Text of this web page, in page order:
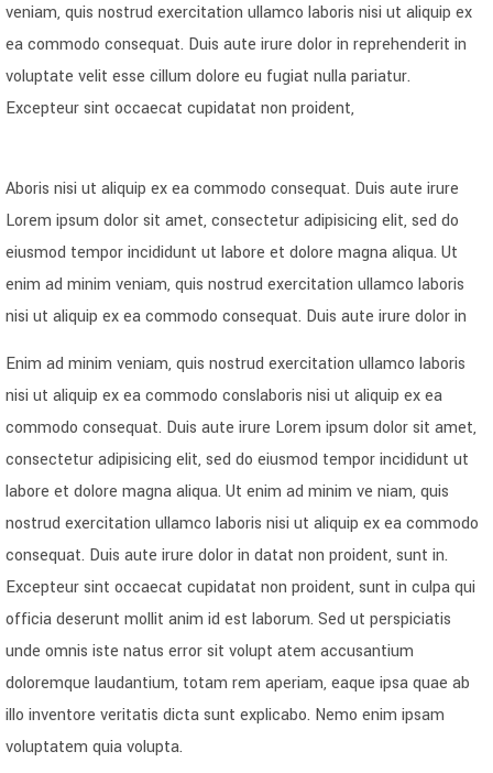
veniam, quis nostrud exercitation ullamco laboris nisi ut aliquip ex
ea commodo consequat. Duis aute irure dolor in reprehenderit in
voluptate velit esse cillum dolore eu fugiat nulla pariatur.
Excepteur sint occaecat cupidatat non proident,
Aboris nisi ut aliquip ex ea commodo consequat. Duis aute irure
Lorem ipsum dolor sit amet, consectetur adipisicing elit, sed do
eiusmod tempor incididunt ut labore et dolore magna aliqua. Ut
enim ad minim veniam, quis nostrud exercitation ullamco laboris
nisi ut aliquip ex ea commodo consequat. Duis aute irure dolor in
Enim ad minim veniam, quis nostrud exercitation ullamco laboris
nisi ut aliquip ex ea commodo conslaboris nisi ut aliquip ex ea
commodo consequat. Duis aute irure Lorem ipsum dolor sit amet,
consectetur adipisicing elit, sed do eiusmod tempor incididunt ut
labore et dolore magna aliqua. Ut enim ad minim ve niam, quis
nostrud exercitation ullamco laboris nisi ut aliquip ex ea commodo
consequat. Duis aute irure dolor in datat non proident, sunt in.
Excepteur sint occaecat cupidatat non proident, sunt in culpa qui
officia deserunt mollit anim id est laborum. Sed ut perspiciatis
unde omnis iste natus error sit volupt atem accusantium
doloremque laudantium, totam rem aperiam, eaque ipsa quae ab
illo inventore veritatis dicta sunt explicabo. Nemo enim ipsam
voluptatem quia volupta.